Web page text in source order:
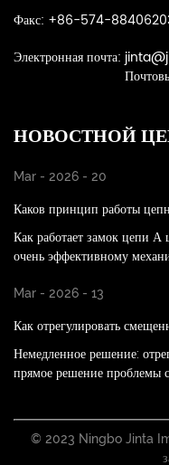
Факс: +86-574-
Электронная почта:
НОВОСТНОЙ
Mar - 2026 - 20
Каков принцип работы
Как работает замок цепи А
очень эффективному
Mar - 2026 - 13
Как отрегулировать
Немедленное решение:
прямое решение проблемы
© 2023 Ningbo Jinta